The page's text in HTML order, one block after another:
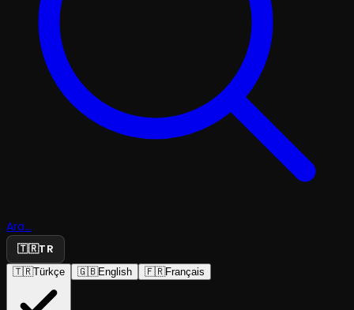
Ara...
🇹🇷TR
🇹🇷Türkçe 🇬🇧English 🇫🇷Français